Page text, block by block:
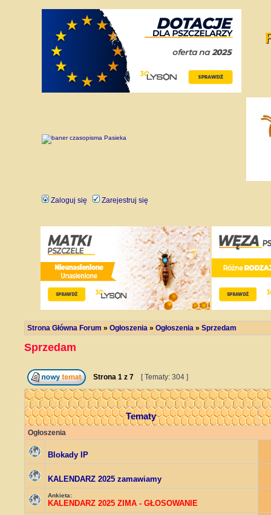
Zaloguj się Zarejestruj się
Strona Główna Forum » Ogłoszenia » Ogłoszenia » Sprzedam
Sprzedam
Strona 1 z 7 [ Tematy: 304 ]
Tematy
Ogłoszenia
Blokady IP
KALENDARZ 2025 zamawiamy
Ankieta:
KALENDARZ 2025 ZIMA - GŁOSOWANIE